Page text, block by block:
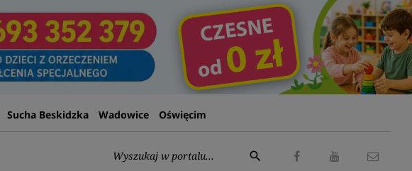
Sucha Beskidzka Wadowice Oświęcim
Wyszukaj:
search